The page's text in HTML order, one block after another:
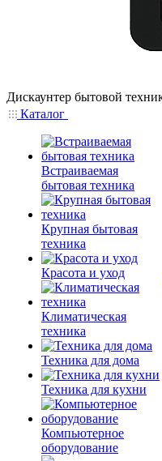
Дискаунтер бытовой
Каталог
Встраиваемая
бытовая техника
Крупная бытовая
техника
Красота и уход
Климатическая
техника
Техника для дома
Техника для кухни
Компьютерное
оборудование